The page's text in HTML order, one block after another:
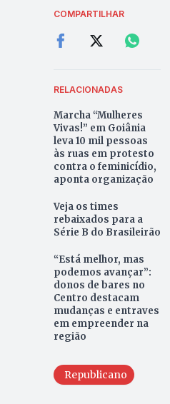
COMPARTILHAR
RELACIONADAS
Marcha “Mulheres
Vivas!” em Goiânia
leva 10 mil pessoas
às ruas em protesto
contra o feminicídio,
aponta organização
Veja os times
rebaixados para a
Série B do Brasileirão
“Está melhor, mas
podemos avançar”:
donos de bares no
Centro destacam
mudanças e entraves
em empreender na
região
Republicano